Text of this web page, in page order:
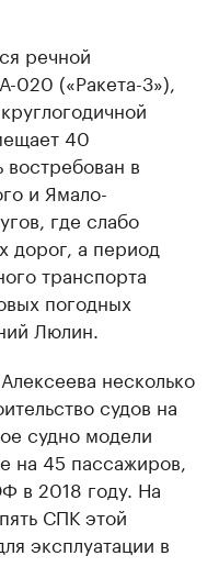
речной
020 («Ракета-3»),
40
в
и Ямало-
где слабо
дорог, а период
транспорта
погодных
Люлин.
несколько
судов на
судно модели
на 45 пассажиров,
в 2018 году. На
СПК этой
эксплуатации в